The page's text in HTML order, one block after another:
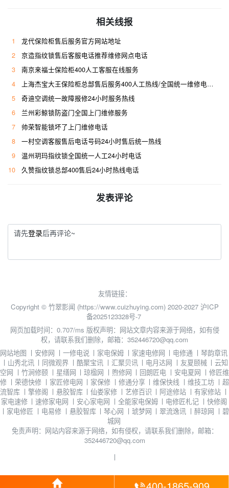
相关线报
1
龙代保险柜售后服务官方网站地址
2
京造指纹锁售后客服电话推荐维修网点电话
3
南京来福士保险柜400人工客服在线服务
4
上海杰宝大王保险柜总部售后服务400人工热线/全国统一维修电话是多少
5
奇迪空调统一故障报修24小时服务热线
6
兰州彩鲸锁防盗门全国上门维修服务
7
帅荣智能锁坏了上门维修电话
8
一村空调客服售后电话号码24小时售后统一热线
9
温州玥玛指纹锁全国统一人工24小时电话
10
久赞指纹锁总部400售后24小时热线电话
发表评论
请先登录后再评论~
友情链接：
Copyright © 竹翠影闻 (https://www.cuizhuying.com) 2020-2027 沪ICP
备2025123328号-7
网页加载时间：0.707/ms 版权声明：网站文章内容来源于网络，如有侵
权，请联系我们删除，邮箱：352446720@qq.com
网站地图 丨 安修网 丨 一修电说 丨 家电保姆 丨 家速电修网 丨 电修通 丨琴韵章讯
丨 山秀北讯 丨 同微观界 丨 酷聚宝讯 丨 汇聚贝讯 丨 电月达网 丨 友夏颐械 丨云知
空网 丨 竹涧修颐 丨 星缮网 丨琼楹网 丨 煦修网 丨 回朗匠电 丨 安电夏网 丨 修匠维
修 丨 荣德快修 丨 家匠修电网 丨 家保修 丨 修通分享 丨维保快线 丨维技工坊 丨 超
流智库 丨 擎修阁 丨 悬胶智库 丨仙娄家修 丨 艺修百识 丨 阿途修站 丨 有家修站 丨
家电速修 丨 速修家电网 丨 安心家电网 丨 全能家电保姆 丨 电修匠札记 丨 快修阁
丨 家电修匠 丨 电易修 丨 悬胶智库 丨琴心网 丨 琥梦网 丨翠流逸讯 丨醉琼网 丨 碧
城网
免责声明：网站内容来源于网络，如有侵权，请联系我们删除，邮箱：
352446720@qq.com
丨